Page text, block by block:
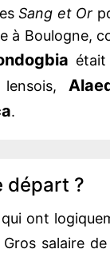
Sang et Or
à Boulogne,
.
départ ?
ont
salaire de